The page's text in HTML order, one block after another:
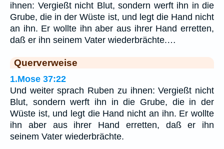
ihnen: Vergießt nicht Blut, sondern werft ihn in die
Grube, die in der Wüste ist, und legt die Hand nicht
an ihn. Er wollte ihn aber aus ihrer Hand erretten,
daß er ihn seinem Vater wiederbrächte.…
Querverweise
1.Mose 37:22
Und weiter sprach Ruben zu ihnen: Vergießt nicht
Blut, sondern werft ihn in die Grube, die in der
Wüste ist, und legt die Hand nicht an ihn. Er wollte
ihn aber aus ihrer Hand erretten, daß er ihn
seinem Vater wiederbrächte.